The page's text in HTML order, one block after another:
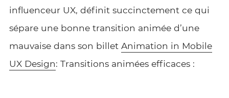
influenceur UX, définit succinctement ce qui
sépare une bonne transition animée d’une
mauvaise dans son billet Animation in Mobile
UX Design: Transitions animées efficaces :